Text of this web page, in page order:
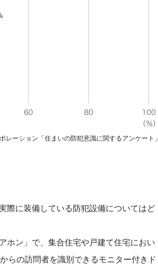
レーション「住まいの防犯意識に関するアンケート」
際に装備している防犯設備についてはど
ホン」で、集合住宅や戸建て住宅におい
らの訪問者を識別できるモニター付きド